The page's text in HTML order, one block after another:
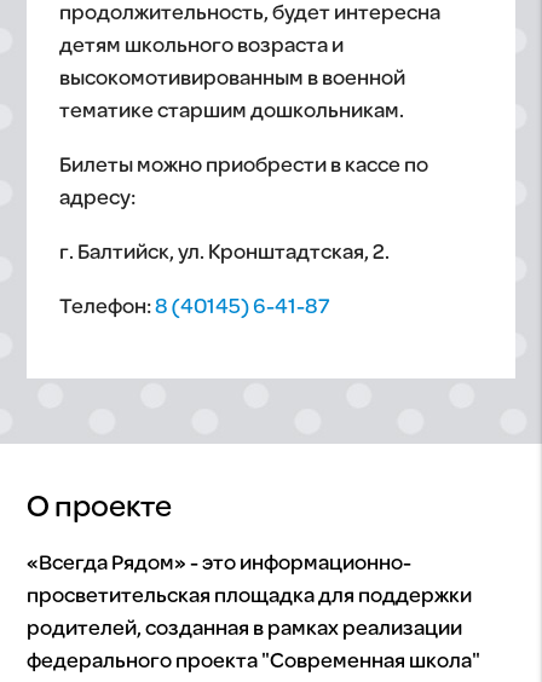
продолжительность, будет интересна
детям школьного возраста и
высокомотивированным в военной
тематике старшим дошкольникам.
Билеты можно приобрести в кассе по
адресу:
г. Балтийск, ул. Кронштадтская, 2.
Телефон:8 (40145) 6-41-87
О проекте
«Всегда Рядом» - это информационно-
просветительская площадка для поддержки
родителей, созданная в рамках реализации
федерального проекта "Современная школа"